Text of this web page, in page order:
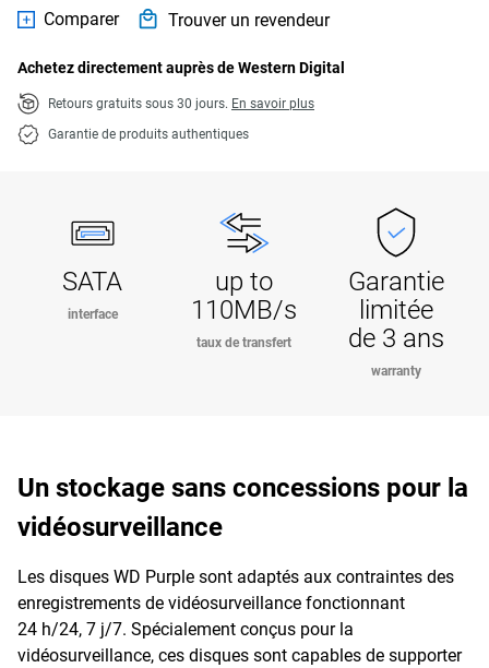
Comparer Trouver un revendeur
Achetez directement auprès de Western Digital
Retours gratuits sous 30 jours. En savoir plus
Garantie de produits authentiques
SATA
interface
up to
110MB/s
taux de transfert
Garantie
limitée
de 3 ans
warranty
Un stockage sans concessions pour la
vidéosurveillance
Les disques WD Purple sont adaptés aux contraintes des
enregistrements de vidéosurveillance fonctionnant
24 h/24, 7 j/7. Spécialement conçus pour la
vidéosurveillance, ces disques sont capables de supporter